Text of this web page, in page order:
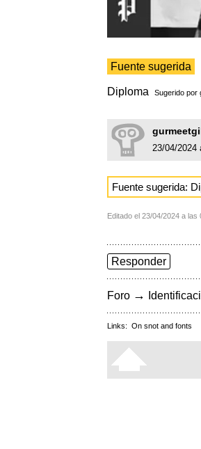
Fuente sugerida
Diploma Sugerido por
23/04/2024
Fuente sugerida:
Editado el 23/04/2024 a las
Responder
Foro →
Links: On snot and fonts